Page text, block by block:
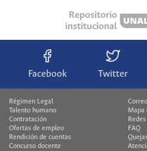
Repositorio
institucional
Facebook Twitter
Régimen Legal
Talento humano
Contratación
Ofertas de empleo
Rendición de cuentas
Concurso docente
Mapa
FAQ